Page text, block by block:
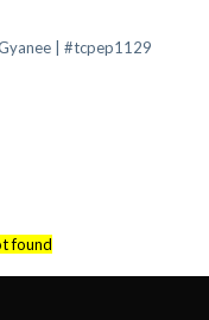
| #tcpep1129
found